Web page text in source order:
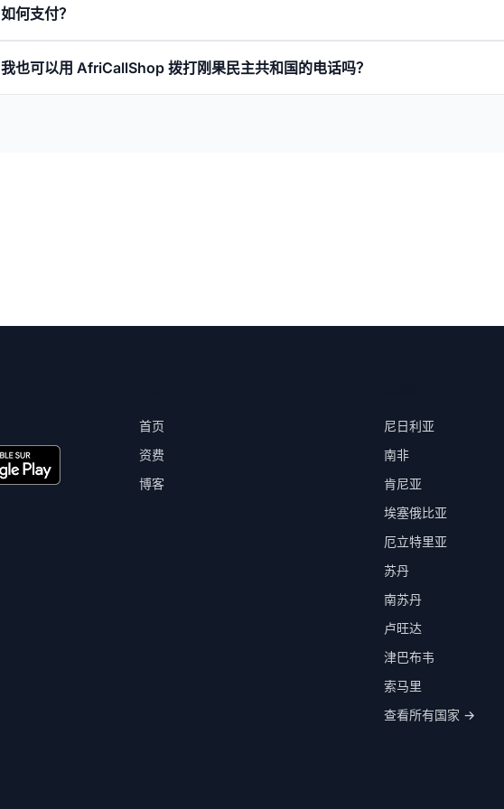
如何支付？
我也可以用 AfriCallShop 拨打刚果民主共和国的电话吗？
首页
资费
博客
尼日利亚
南非
肯尼亚
埃塞俄比亚
厄立特里亚
苏丹
南苏丹
卢旺达
津巴布韦
索马里
查看所有国家 →